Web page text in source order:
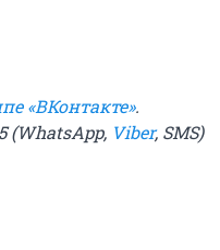
«ВКонтакте».
(WhatsApp, Viber, SMS)